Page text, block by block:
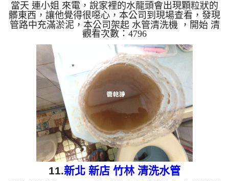
當天 連小姐 來電，說家裡的水龍頭會出現顆粒狀的
髒東西，讓他覺得很噁心，本公司到現場查看，發現
管路中充滿淤泥，本公司架起 水管清洗機 ，開始 清
洗水管 ，泥水從水龍頭狂噴，馬上就掉出一堆髒東
西，像是泡沫紅茶，如下圖及影片，連小姐嚇了一
跳，原來水管裡面這麼髒，每天都用這髒水， 水管
清洗 約兩小時後，出水不在有髒東西， 連小姐能正
常用水了。 清洗水管, 水管清洗, 洗水管, 熱水管堵
塞, 熱水忽冷忽熱, 洗管路, 清管路 ...
觀看次數：4796
11.新北 新店 竹林 清洗水管